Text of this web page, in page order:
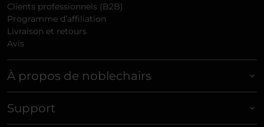
Clients professionnels (B2B)
Programme d’affiliation
Livraison et retours
Avis
À propos de noblechairs
Support